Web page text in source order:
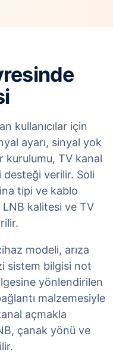
kullanıcılar için
ayarı, sinyal yok
kurulumu, TV kanal
desteği verilir. Soli
tipi ve kablo
kalitesi ve TV
modeli, arıza
sistem bilgisi not
yönlendirilen
malzemesiyle
açmakla
çanak yönü ve